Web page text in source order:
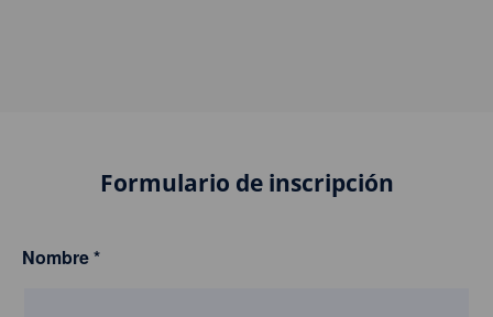
Formulario de inscripción
Nombre*